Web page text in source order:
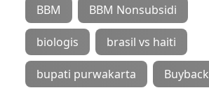
BBM BBM Nonsubsidi
biologis brasil vs haiti
bupati purwakarta Buyback